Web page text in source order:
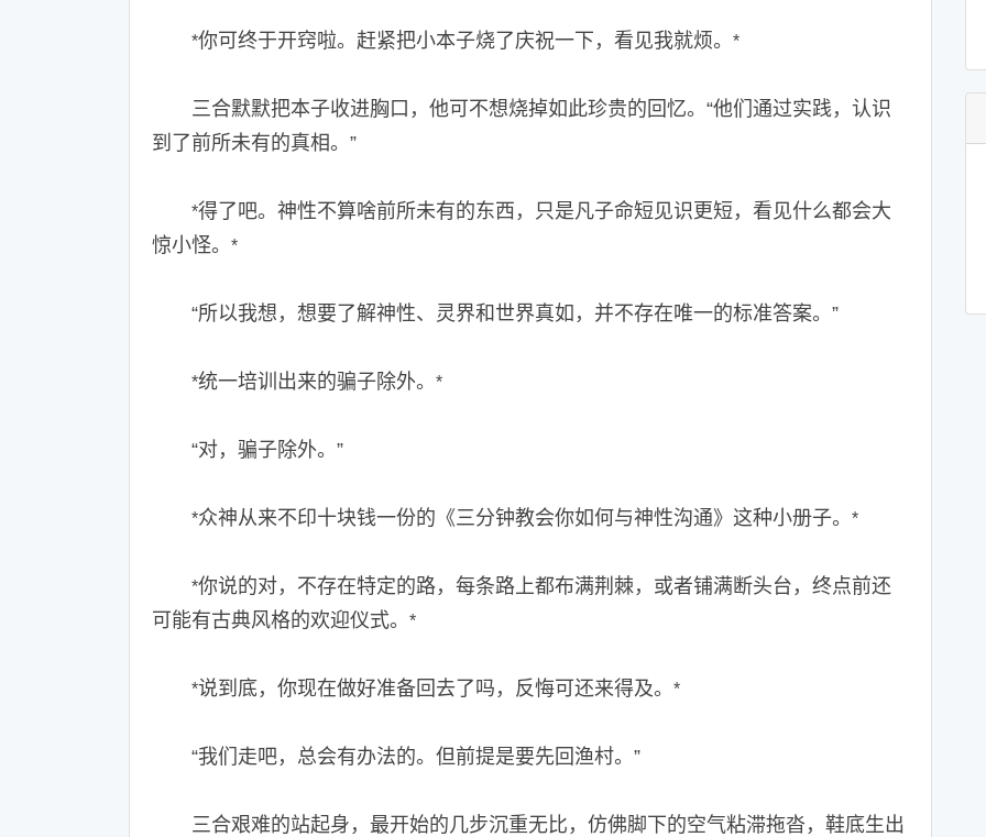
*你可终于开窍啦。赶紧把小本子烧了庆祝一下，看见我就烦。 *
三合默默把本子收进胸口，他可不想烧掉如此珍贵的回忆。“他们通过实践，认识
到了前所未有的真相。”
*得了吧。神性不算啥前所未有的东西，只是凡子命短见识更短，看见什么都会大
惊小怪。 *
“所以我想，想要了解神性、灵界和世界真如，并不存在唯一的标准答案。”
*统一培训出来的骗子除外。 *
“对，骗子除外。”
*众神从来不印十块钱一份的《三分钟教会你如何与神性沟通》这种小册子。 *
*你说的对，不存在特定的路，每条路上都布满荆棘，或者铺满断头台，终点前还
可能有古典风格的欢迎仪式。 *
*说到底，你现在做好准备回去了吗，反悔可还来得及。 *
“我们走吧，总会有办法的。但前提是要先回渔村。”
三合艰难的站起身，最开始的几步沉重无比，仿佛脚下的空气粘滞拖沓，鞋底生出